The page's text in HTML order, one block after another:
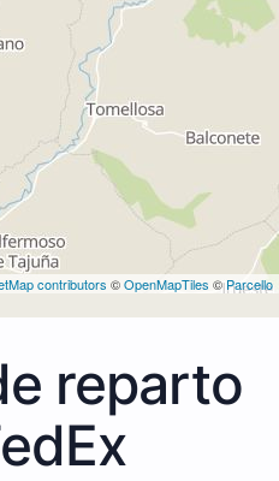
contributors ©OpenMapTiles ©Parcello
reparto